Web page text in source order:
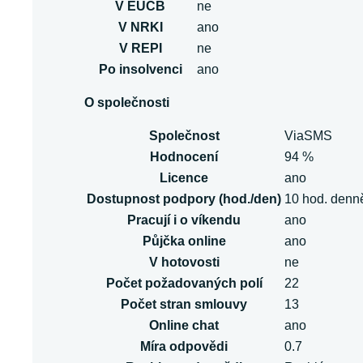
V EUCB
ne
V NRKI
ano
V REPI
ne
Po insolvenci
ano
O společnosti
Společnost
ViaSMS
Hodnocení
94 %
Licence
ano
Dostupnost podpory (hod./den) 10 hod.
Pracují i o víkendu
ano
Půjčka online
ano
V hotovosti
ne
Počet požadovaných polí
22
Počet stran smlouvy
13
Online chat
ano
Míra odpovědi
0.7